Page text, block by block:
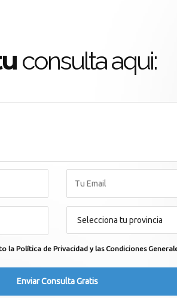
consulta aqui:
la Política de Privacidad y las Condiciones